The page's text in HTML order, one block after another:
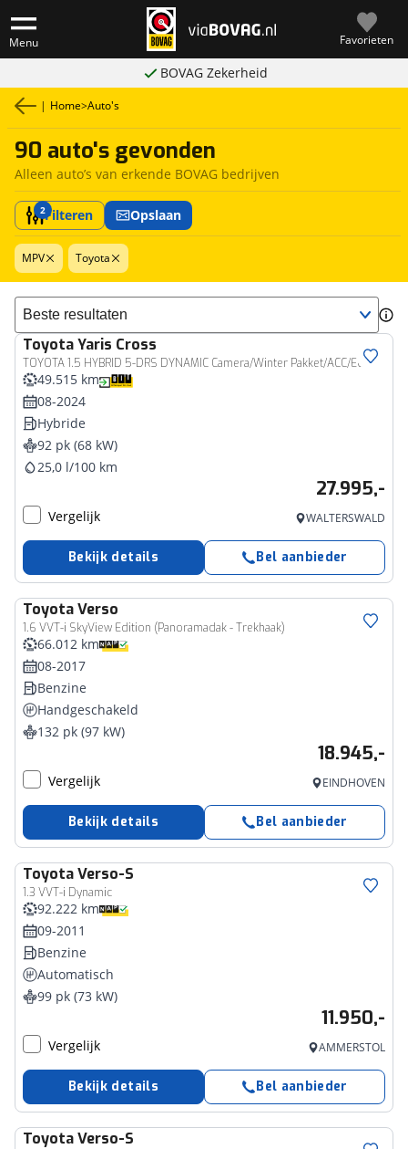
Menu Favorieten
BOVAG Zekerheid
| Home>Auto's
90 auto's gevonden
Alleen auto’s van erkende BOVAG bedrijven
2Filteren Opslaan
MPV Toyota
Sorteer resultaten
ToyotaYaris Cross
TOYOTA 1.5 HYBRID 5-DRS DYNAMIC Camera/Winter Pakket/ACC/ECC
49.515 km
08-2024
Hybride
92 pk (68 kW)
25,0 l/100 km
27.995,-
Vergelijk WALTERSWALD
Bekijk details Bel aanbieder
ToyotaVerso
1.6 VVT-i SkyView Edition (Panoramadak - Trekhaak)
66.012 km
08-2017
Benzine
Handgeschakeld
132 pk (97 kW)
18.945,-
Vergelijk EINDHOVEN
Bekijk details Bel aanbieder
ToyotaVerso-S
1.3 VVT-i Dynamic
92.222 km
09-2011
Benzine
Automatisch
99 pk (73 kW)
11.950,-
Vergelijk AMMERSTOL
Bekijk details Bel aanbieder
ToyotaVerso-S